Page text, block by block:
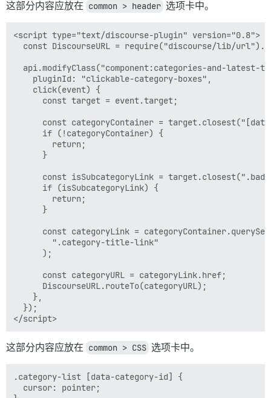
这部分内容应放在 common > header 选项卡中。
<script type="text/discourse-plugin" version="0.8">
const DiscourseURL = require("discourse/lib/
api.modifyClass("component:categories-and-latest-
    pluginId: "clickable-category-boxes",
    click(event) {
      const target = event.target;
const categoryContainer =
      if (!categoryContainer) {
        return;
      }
const isSubcategoryLink =
      if (isSubcategoryLink) {
        return;
      }
const categoryLink =
        ".category-title-link"
      );
      const categoryURL = categoryLink.href;
      DiscourseURL.routeTo(categoryURL);
    },
  });
这部分内容应放在 common > CSS 选项卡中。
.category-list [data-category-id] {
  cursor: pointer;